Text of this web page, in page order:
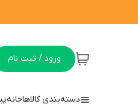
ورود / ثبت نام
دسته‌بندی کالاهاخانه